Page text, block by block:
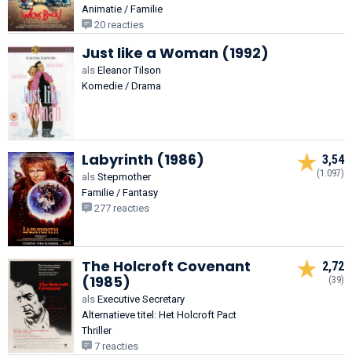
Animatie / Familie
20 reacties
Just like a Woman (1992)
als Eleanor Tilson
Komedie / Drama
Labyrinth (1986)
als Stepmother
Familie / Fantasy
277 reacties
3,54
(1.097)
The Holcroft Covenant
(1985)
als Executive Secretary
Alternatieve titel: Het Holcroft Pact
Thriller
7 reacties
2,72
(39)